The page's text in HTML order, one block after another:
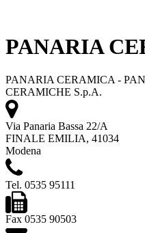
PANARIA
PANARIA CERAMICA -
CERAMICHE S.p.A.
Via Panaria Bassa 22/A
FINALE EMILIA, 41034
Modena
Tel. 0535 95111
Fax 0535 90503